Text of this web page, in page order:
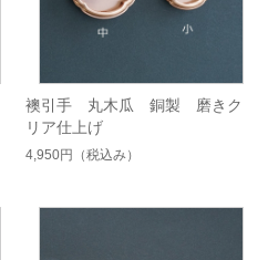
襖引手 丸木瓜 銅製 磨きク
リア仕上げ
4,950円 （税込み）